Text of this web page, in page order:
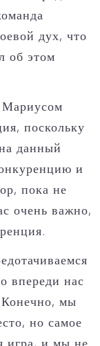
дух, что
об этом
поскольку
данный
и
пока не
очень важно,
впереди нас
мы
но самое
игра, и мы не